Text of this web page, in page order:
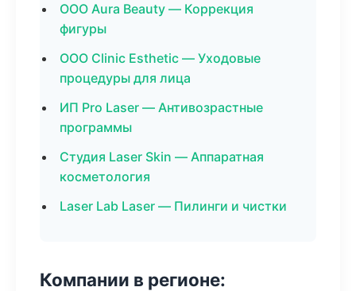
ООО Aura Beauty — Коррекция
фигуры
ООО Clinic Esthetic — Уходовые
процедуры для лица
ИП Pro Laser — Антивозрастные
программы
Студия Laser Skin — Аппаратная
косметология
Laser Lab Laser — Пилинги и чистки
Компании в регионе: